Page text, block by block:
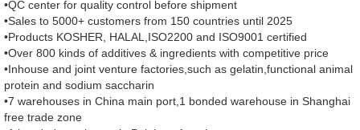
•QC center for quality control before shipment
•Sales to 5000+ customers from 150 countries until 2025
•Products KOSHER, HALAL,ISO2200 and ISO9001 certified
•Over 800 kinds of additives & ingredients with competitive price
•Inhouse and joint venture factories,such as gelatin,functional animal
protein and sodium saccharin
•7 warehouses in China main port,1 bonded warehouse in Shanghai
free trade zone